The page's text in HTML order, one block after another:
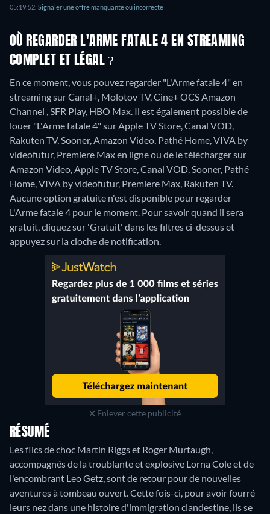
05:19:52. Signaler une offre manquante ou incorrecte
OÙ REGARDER L'ARME FATALE 4 EN STREAMING
COMPLET ET LÉGAL ?
En ce moment, vous pouvez regarder "L'Arme fatale 4" en
streaming sur Canal+, Molotov TV, Cine+ OCS Amazon
Channel , SFR Play, HBO Max. Il est également possible de
louer "L'Arme fatale 4" sur Apple TV Store, Canal VOD,
Rakuten TV, Sooner, Amazon Video, Pathé Home, VIVA by
videofutur, Premiere Max en ligne ou de le télécharger sur
Amazon Video, Apple TV Store, Canal VOD, Sooner, Pathé
Home, VIVA by videofutur, Premiere Max, Rakuten TV.
Aucune option gratuite n'est disponible pour regarder
L'Arme fatale 4 pour le moment. Pour savoir quand il sera
gratuit, cliquez sur 'Gratuit' dans les filtres ci-dessus et
appuyez sur la cloche de notification.
Enlever cette publicité
RÉSUMÉ
Les flics de choc Martin Riggs et Roger Murtaugh,
accompagnés de la troublante et explosive Lorna Cole et de
l'encombrant Leo Getz, sont de retour pour de nouvelles
aventures à tombeau ouvert. Cette fois-ci, pour avoir fourré
leurs nez dans une histoire d'immigration clandestine, ils se